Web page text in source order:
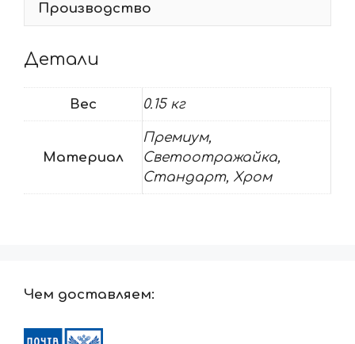
Производство
Детали
Вес 0.15 кг
Материал
Премиум,
Светоотражайка,
Стандарт, Хром
Чем доставляем: